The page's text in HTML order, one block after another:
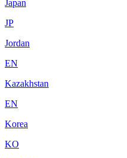
Japan
JP
Jordan
EN
Kazakhstan
EN
Korea
KO